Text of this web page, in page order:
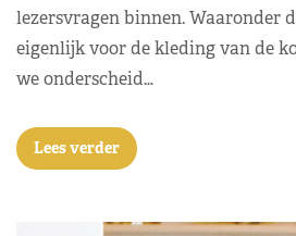
lezersvragen binnen. Waaronder
eigenlijk voor de kleding van de
we onderscheid…
Lees verder